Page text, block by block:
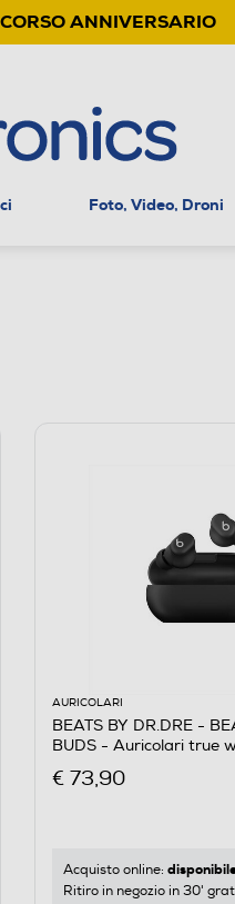
ANNIVERSARIO
Foto, Video, Droni
AURICOLARI
BEATS BY DR.DRE -
BUDS - Auricolari true
€ 73,90
Acquisto online:
Ritiro in negozio in 30'